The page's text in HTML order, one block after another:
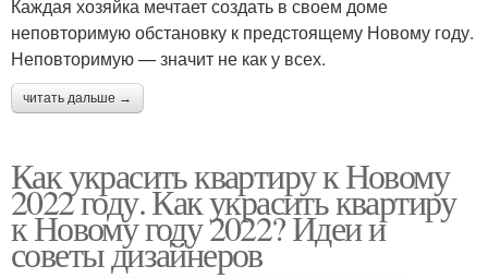
Каждая хозяйка мечтает создать в своем доме
неповторимую обстановку к предстоящему Новому году.
Неповторимую — значит не как у всех.
читать дальше →
Как украсить квартиру к Новому
2022 году. Как украсить квартиру
к Новому году 2022? Идеи и
советы дизайнеров